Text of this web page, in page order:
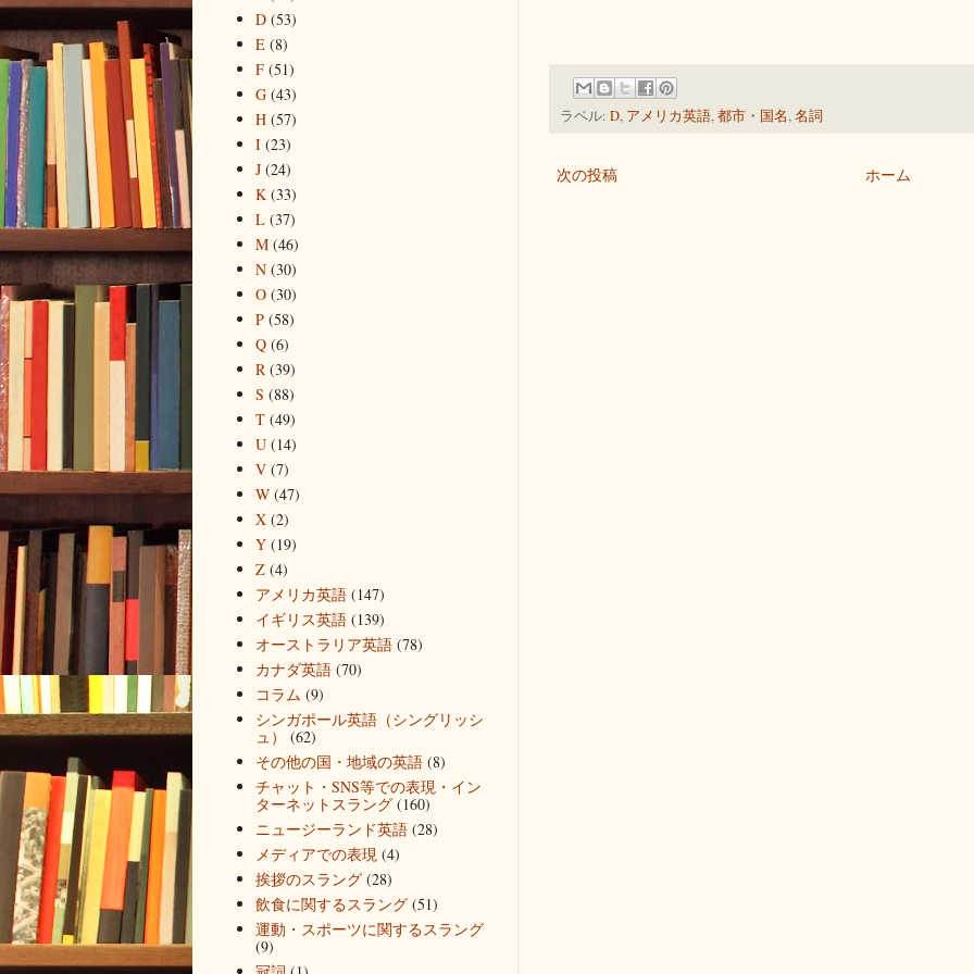
ラベル: D, アメリカ英語,都市・国名,名詞
次の投稿 ホーム
D (53)
E (8)
F (51)
G (43)
H (57)
I (23)
J (24)
K (33)
L (37)
M (46)
N (30)
O (30)
P (58)
Q (6)
R (39)
S (88)
T (49)
U (14)
V (7)
W (47)
X (2)
Y (19)
Z (4)
アメリカ英語 (147)
イギリス英語 (139)
オーストラリア英語 (78)
カナダ英語 (70)
コラム (9)
シンガポール英語（シングリッシ
ュ）
(62)
その他の国・地域の英語 (8)
チャット・SNS等での表現・イン
ターネットスラング (160)
ニュージーランド英語 (28)
メディアでの表現 (4)
挨拶のスラング (28)
飲食に関するスラング (51)
運動・スポーツに関するスラング
(9)